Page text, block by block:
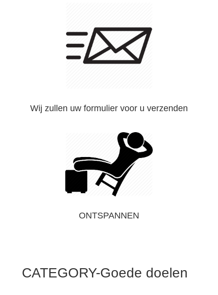
Wij zullen uw formulier voor u verzenden
ONTSPANNEN
CATEGORY-Goede doelen